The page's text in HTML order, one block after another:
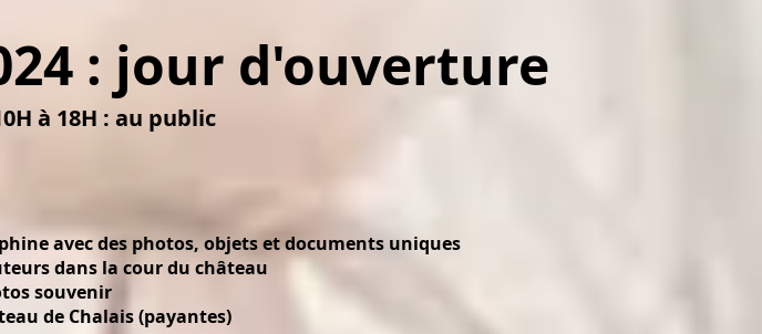
: jour d'ouverture
à 18H : au public
avec des photos, objets et documents uniques
dans la cour du château
souvenir
de Chalais (payantes)